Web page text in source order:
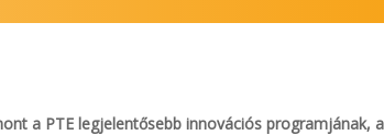
a PTE legjelentősebb innovációs programjának,